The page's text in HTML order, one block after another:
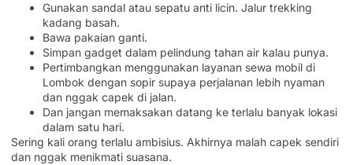
Gunakan sandal atau sepatu anti licin. Jalur trekking
kadang basah.
Bawa pakaian ganti.
Simpan gadget dalam pelindung tahan air kalau punya.
Pertimbangkan menggunakan layanan sewa mobil di
Lombok dengan sopir supaya perjalanan lebih nyaman
dan nggak capek di jalan.
Dan jangan memaksakan datang ke terlalu banyak lokasi
dalam satu hari.
Sering kali orang terlalu ambisius. Akhirnya malah capek sendiri
dan nggak menikmati suasana.